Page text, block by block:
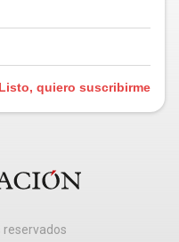
Listo, quiero suscribirme
reservados